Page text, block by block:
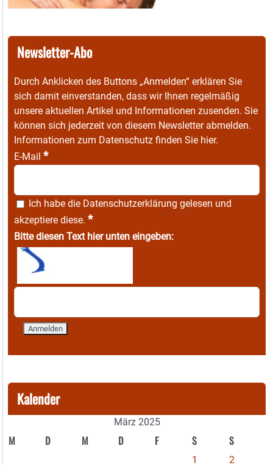
Newsletter-Abo
Durch Anklicken des Buttons „Anmelden“ erklären Sie
sich damit einverstanden, dass wir Ihnen regelmäßig
unsere aktuellen Artikel und Informationen zusenden. Sie
können sich jederzeit von diesem Newsletter abmelden.
Informationen zum Datenschutz finden Sie hier.
E-Mail *
Ich habe die Datenschutzerklärung gelesen und
akzeptiere diese. *
Bitte diesen Text hier unten eingeben:
Kalender
März 2025
M D M D F S S
1
2